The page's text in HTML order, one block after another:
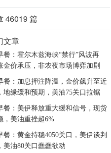
46019 篇
文章
餐：霍尔木兹海峡“禁行”风波再
金价承压，非农夜市场博弈加剧
餐：加息押注降温，金价飙升至近
地缘缓和预期，美油75关口拉锯
餐：美伊释放重大缓和信号，现货
，美油重挫超6%
餐：黄金持稳4050关口，美伊谈判
美油80关口蠢蠢欲动